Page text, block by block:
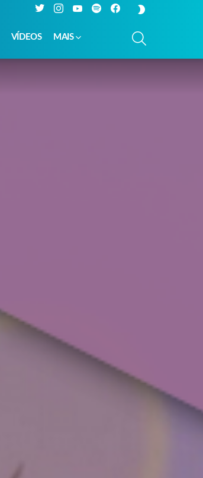
TwitterInstagramYouTubeSpotify Facebook
VÍDEOS MAIS